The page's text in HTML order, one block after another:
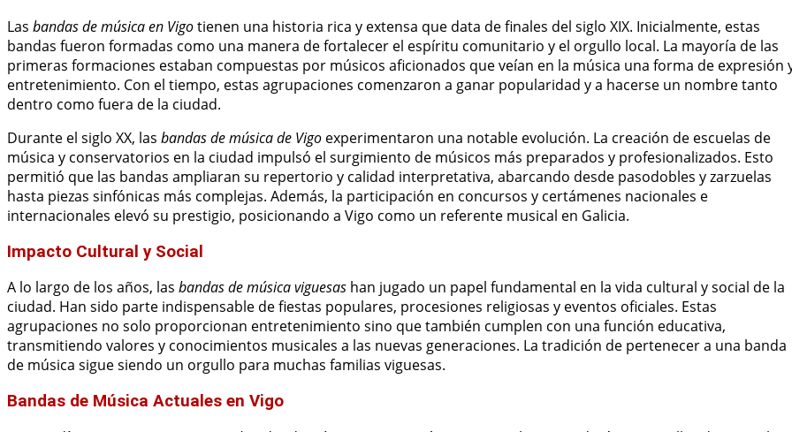
Las bandas de música en Vigotienen una historia rica y extensa que data de finales del siglo XIX. Inicialmente, estas
bandas fueron formadas como una manera de fortalecer el espíritu comunitario y el orgullo local. La mayoría de las
primeras formaciones estaban compuestas por músicos aficionados que veían en la música una forma de expresión
entretenimiento. Con el tiempo, estas agrupaciones comenzaron a ganar popularidad y a hacerse un nombre tanto
dentro como fuera de la ciudad.
Durante el siglo XX, las bandas de música de Vigo experimentaron una notable evolución. La creación de escuelas de
música y conservatorios en la ciudad impulsó el surgimiento de músicos más preparados y profesionalizados. Esto
permitió que las bandas ampliaran su repertorio y calidad interpretativa, abarcando desde pasodobles y zarzuelas
hasta piezas sinfónicas más complejas. Además, la participación en concursos y certámenes nacionales e
internacionales elevó su prestigio, posicionando a Vigo como un referente musical en Galicia.
Impacto Cultural y Social
A lo largo de los años, las bandas de música viguesas han jugado un papel fundamental en la vida cultural y social de la
ciudad. Han sido parte indispensable de fiestas populares, procesiones religiosas y eventos oficiales. Estas
agrupaciones no solo proporcionan entretenimiento sino que también cumplen con una función educativa,
transmitiendo valores y conocimientos musicales a las nuevas generaciones. La tradición de pertenecer a una banda
de música sigue siendo un orgullo para muchas familias viguesas.
Bandas de Música Actuales en Vigo